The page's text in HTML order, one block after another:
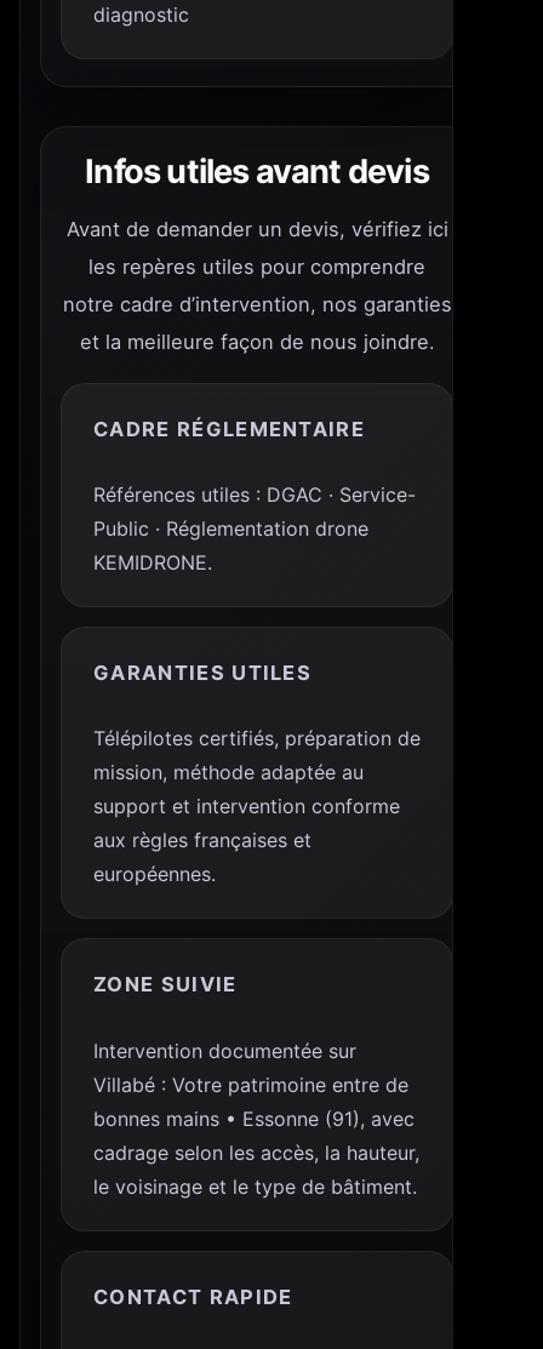
diagnostic
Infos utiles avant devis
Avant de demander un devis, vérifiez ici
les repères utiles pour comprendre
notre cadre d’intervention, nos garanties
et la meilleure façon de nous joindre.
CADRE RÉGLEMENTAIRE
Références utiles : DGAC · Service-
Public · Réglementation drone
KEMIDRONE.
GARANTIES UTILES
Télépilotes certifiés, préparation de
mission, méthode adaptée au
support et intervention conforme
aux règles françaises et
européennes.
ZONE SUIVIE
Intervention documentée sur
Villabé : Votre patrimoine entre de
bonnes mains • Essonne (91), avec
cadrage selon les accès, la hauteur,
le voisinage et le type de bâtiment.
CONTACT RAPIDE